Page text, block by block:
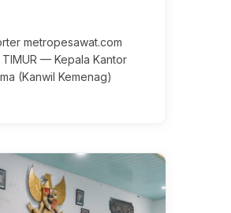
metropesawat.com
— Kepala Kantor
(Kanwil Kemenag)